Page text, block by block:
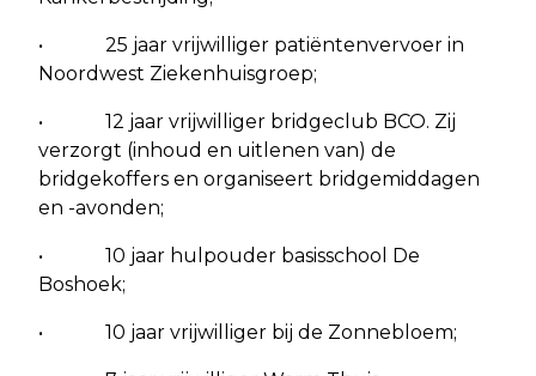
• 25 jaar vrijwilliger patiëntenvervoer in
Noordwest Ziekenhuisgroep;
• 12 jaar vrijwilliger bridgeclub BCO. Zij
verzorgt (inhoud en uitlenen van) de
bridgekoffers en organiseert bridgemiddagen
en -avonden;
• 10 jaar hulpouder basisschool De
Boshoek;
• 10 jaar vrijwilliger bij de Zonnebloem;